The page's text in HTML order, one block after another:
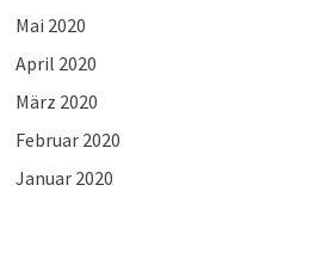
Mai 2020
April 2020
März 2020
Februar 2020
Januar 2020